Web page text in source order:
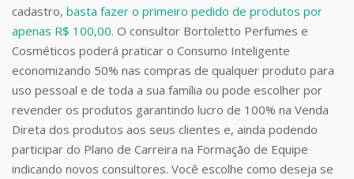
cadastro, basta fazer o primeiro pedido de produtos por
apenas R$ 100,00. O consultor Bortoletto Perfumes e
Cosméticos poderá praticar o Consumo Inteligente
economizando 50% nas compras de qualquer produto para
uso pessoal e de toda a sua família ou pode escolher por
revender os produtos garantindo lucro de 100% na Venda
Direta dos produtos aos seus clientes e, ainda podendo
participar do Plano de Carreira na Formação de Equipe
indicando novos consultores. Você escolhe como deseja se